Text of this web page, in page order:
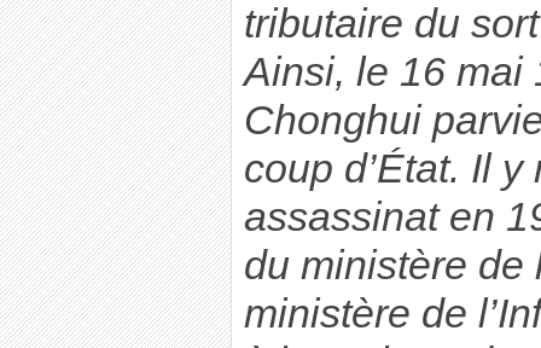
tributaire du
Ainsi, le 16 mai
Chonghui
coup d’État. Il y
assassinat en
du ministère de
ministère de